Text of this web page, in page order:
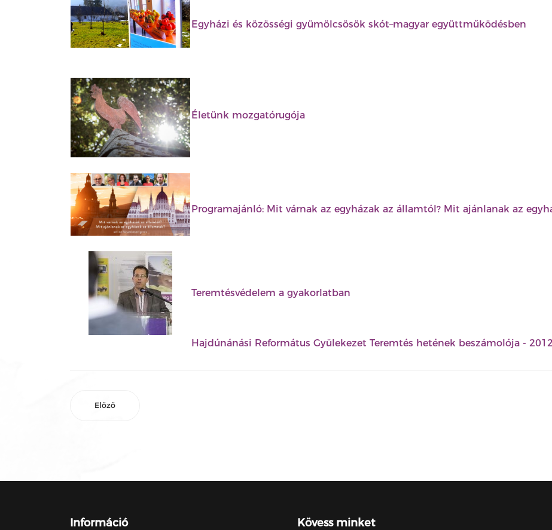
Egyházi és közösségi gyümölcsösök skót–magyar együttműködésben
Életünk mozgatórugója
Programajánló: Mit várnak az egyházak az államtól? Mit ajánlanak az
Teremtésvédelem a gyakorlatban
Hajdúnánási Református Gyülekezet Teremtés hetének beszámolója - 2012
Előző
Információ Kövess minket